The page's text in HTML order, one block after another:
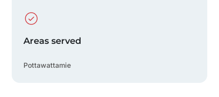
Areas served
Pottawattamie